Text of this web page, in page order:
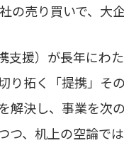
の売り買いで、大
支援）が長年にわ
り拓く「提携」そ
解決し、事業を次
つ、机上の空論で